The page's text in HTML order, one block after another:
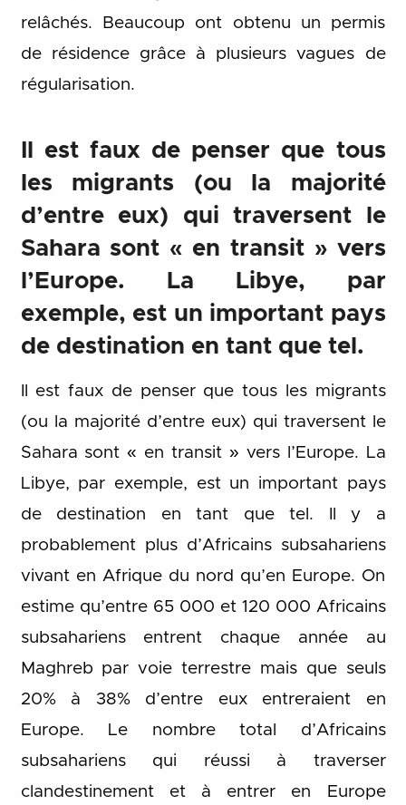
relâchés. Beaucoup ont obtenu un permis
de résidence grâce à plusieurs vagues de
régularisation.
Il est faux de penser que tous
les migrants (ou la majorité
d’entre eux) qui traversent le
Sahara sont « en transit » vers
l’Europe. La Libye, par
exemple, est un important pays
de destination en tant que tel.
Il est faux de penser que tous les migrants
(ou la majorité d’entre eux) qui traversent le
Sahara sont « en transit » vers l’Europe. La
Libye, par exemple, est un important pays
de destination en tant que tel. Il y a
probablement plus d’Africains subsahariens
vivant en Afrique du nord qu’en Europe. On
estime qu’entre 65 000 et 120 000 Africains
subsahariens entrent chaque année au
Maghreb par voie terrestre mais que seuls
20% à 38% d’entre eux entreraient en
Europe. Le nombre total d’Africains
subsahariens qui réussi à traverser
clandestinement et à entrer en Europe